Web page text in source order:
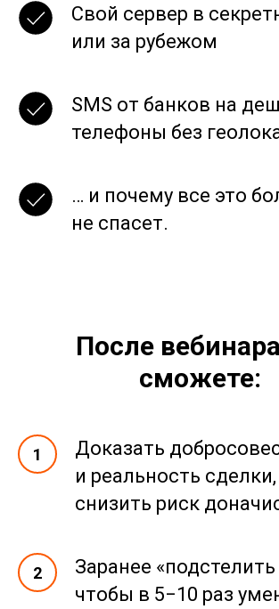
Свой сервер в
или за рубежом
SMS от банков на
телефоны без
… и почему все это
не спасет.
После
сможете:
Доказать
и реальность
снизить риск
Заранее
чтобы в 5−10 раз